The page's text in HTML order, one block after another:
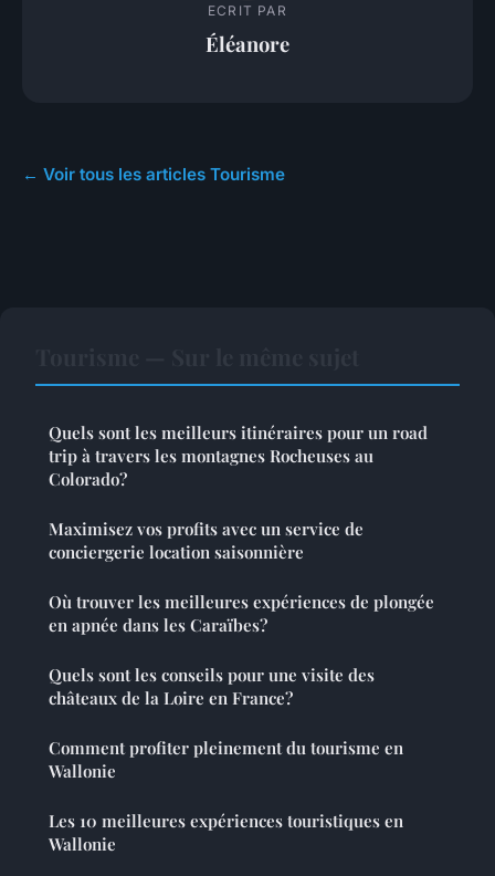
ECRIT PAR
Éléanore
← Voir tous les articles Tourisme
Quels sont les meilleurs itinéraires pour un road
trip à travers les montagnes Rocheuses au
Colorado?
Maximisez vos profits avec un service de
conciergerie location saisonnière
Où trouver les meilleures expériences de plongée
en apnée dans les Caraïbes?
Quels sont les conseils pour une visite des
châteaux de la Loire en France?
Comment profiter pleinement du tourisme en
Wallonie
Les 10 meilleures expériences touristiques en
Wallonie